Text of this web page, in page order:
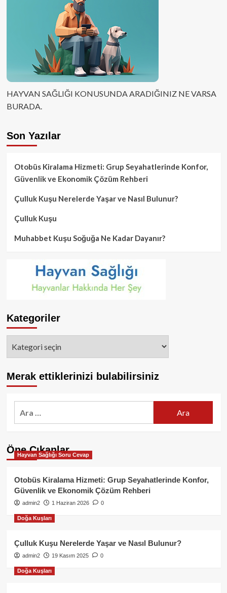
HAYVAN SAĞLIĞI KONUSUNDA ARADIĞINIZ NE VARSA
BURADA.
Son Yazılar
Otobüs Kiralama Hizmeti: Grup Seyahatlerinde Konfor,
Güvenlik ve Ekonomik Çözüm Rehberi
Çulluk Kuşu Nerelerde Yaşar ve Nasıl Bulunur?
Çulluk Kuşu
Muhabbet Kuşu Soğuğa Ne Kadar Dayanır?
Kategoriler
Merak ettiklerinizi bulabilirsiniz
Öne Çıkanlar
Hayvan Sağlığı Soru Cevap
Otobüs Kiralama Hizmeti: Grup Seyahatlerinde Konfor,
Güvenlik ve Ekonomik Çözüm Rehberi
admin2 1 Haziran 2026 0
Doğa Kuşları
Çulluk Kuşu Nerelerde Yaşar ve Nasıl Bulunur?
admin2 19 Kasım 2025 0
Doğa Kuşları